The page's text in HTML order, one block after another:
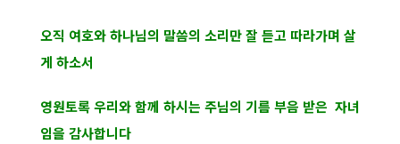
오직 여호와 하나님의 말씀의 소리만 잘 듣고 따라가며 살
게 하소서
영원토록 우리와 함께 하시는 주님의 기름 부음 받은 자녀
임을 감사합니다